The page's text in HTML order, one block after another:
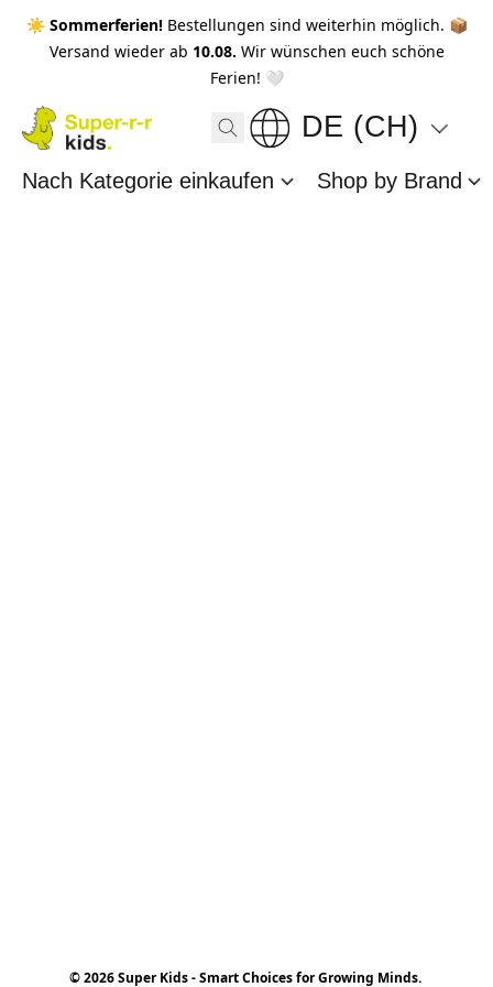
☀️ Sommerferien! Bestellungen sind weiterhin möglich. 📦
Versand wieder ab 10.08. Wir wünschen euch schöne
Ferien! 🤍
DE (CH)
Nach Kategorie einkaufen Shop by Brand
© 2026 Super Kids - Smart Choices for Growing Minds.